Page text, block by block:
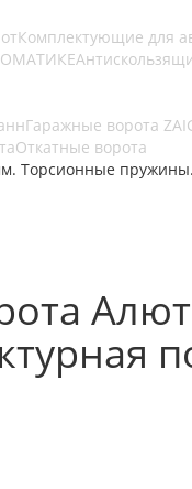
Комплектующие для
Гаражные ворота
Откатные ворота
Торсионные